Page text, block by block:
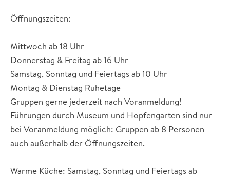
Öffnungszeiten:
Mittwoch ab 18 Uhr
Donnerstag & Freitag ab 16 Uhr
Samstag, Sonntag und Feiertags ab 10 Uhr
Montag & Dienstag Ruhetage
Gruppen gerne jederzeit nach Voranmeldung!
Führungen durch Museum und Hopfengarten sind nur
bei Voranmeldung möglich: Gruppen ab 8 Personen –
auch außerhalb der Öffnungszeiten.
Warme Küche: Samstag, Sonntag und Feiertags ab